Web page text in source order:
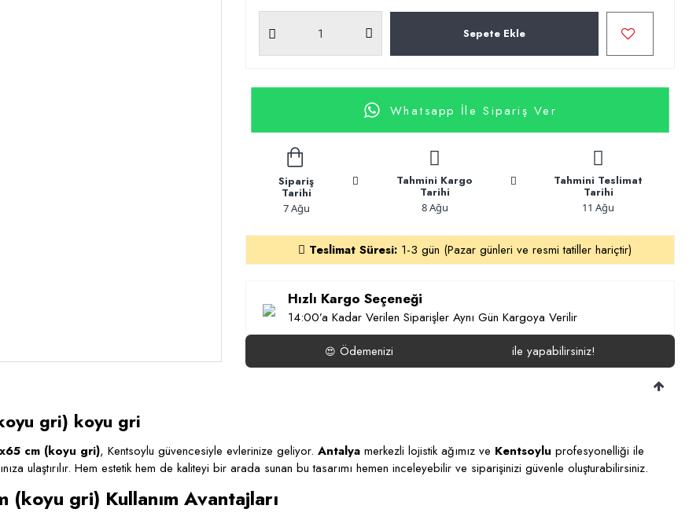
Sepete Ekle
Whatsapp İle Sipariş Ver
Sipariş
Tarihi
7 Ağu
Tahmini Kargo
Tarihi
8 Ağu
Tahmini Teslimat
Tarihi
11 Ağu
Teslimat Süresi: 1-3 gün (Pazar günleri ve resmi tatiller hariçtir)
Hızlı Kargo Seçeneği
14:00’a Kadar Verilen Siparişler Aynı Gün Kargoya Verilir
😍 Ödemenizi
ile yapabilirsiniz!
gri) koyu gri
cm (koyu gri), Kentsoylu güvencesiyle evlerinize geliyor. Antalya merkezli lojistik ağımız ve Kentsoylu profesyonelliği ile
ulaştırılır. Hem estetik hem de kaliteyi bir arada sunan bu tasarımı hemen inceleyebilir ve siparişinizi güvenle oluşturabilirsiniz.
(koyu gri) Kullanım Avantajları